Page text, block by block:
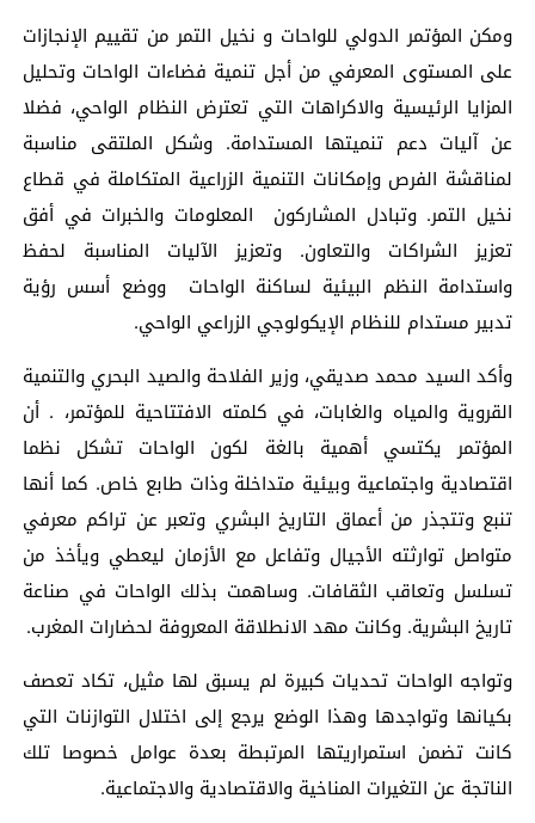
ومكن المؤتمر الدولي للواحات و نخيل التمر من تقييم الإنجازات
على المستوى المعرفي من أجل تنمية فضاءات الواحات وتحليل
المزايا الرئيسية والاكراهات التي تعترض النظام الواحي، فضلا
عن آليات دعم تنميتها المستدامة. وشكل الملتقى مناسبة
لمناقشة الفرص وإمكانات التنمية الزراعية المتكاملة في قطاع
نخيل التمر. وتبادل المشاركون المعلومات والخبرات في أفق
تعزيز الشراكات والتعاون. وتعزيز الآليات المناسبة لحفظ
واستدامة النظم البيئية لساكنة الواحات ووضع أسس رؤية
تدبير مستدام للنظام الإيكولوجي الزراعي الواحي.
وأكد السيد محمد صديقي، وزير الفلاحة والصيد البحري والتنمية
القروية والمياه والغابات،‎ في كلمته الافتتاحية للمؤتمر، . أن
المؤتمر يكتسي أهمية بالغة لكون الواحات تشكل نظما
اقتصادية واجتماعية وبيئية متداخلة وذات طابع خاص. كما أنها
تنبع وتتجذر من أعماق التاريخ البشري وتعبر عن تراكم معرفي
متواصل توارثته الأجيال وتفاعل مع الأزمان ليعطي ويأخذ من
تسلسل وتعاقب الثقافات. وساهمت بذلك الواحات في صناعة
تاريخ البشرية. وكانت مهد الانطلاقة المعروفة لحضارات المغرب.
وتواجه الواحات تحديات كبيرة لم يسبق لها مثيل، تكاد تعصف
بكيانها وتواجدها وهذا الوضع يرجع إلى اختلال التوازنات التي
كانت تضمن استمراريتها المرتبطة بعدة عوامل خصوصا تلك
الناتجة عن التغيرات المناخية والاقتصادية والاجتماعية.